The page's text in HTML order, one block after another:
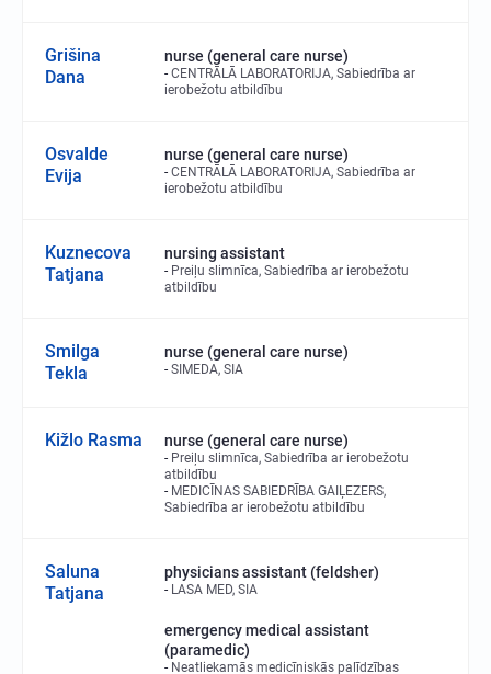
Grišina
Dana
nurse (general care nurse)
CENTRĀLĀ LABORATORIJA, Sabiedrība ar
ierobežotu atbildību
Osvalde
Evija
nurse (general care nurse)
CENTRĀLĀ LABORATORIJA, Sabiedrība ar
ierobežotu atbildību
Kuznecova
Tatjana
nursing assistant
Preiļu slimnīca, Sabiedrība ar ierobežotu
atbildību
Smilga
Tekla
nurse (general care nurse)
SIMEDA, SIA
Kižlo Rasma nurse (general care nurse)
Preiļu slimnīca, Sabiedrība ar ierobežotu
atbildību
MEDICĪNAS SABIEDRĪBA GAIĻEZERS,
Sabiedrība ar ierobežotu atbildību
Saluna
Tatjana
physicians assistant (feldsher)
LASA MED, SIA
emergency medical assistant
(paramedic)
Neatliekamās medicīniskās palīdzības